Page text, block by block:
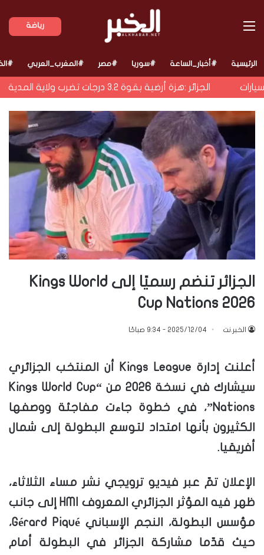
رياضة القائمة
الرئيسية #أخبار_الساعة #سوريا #مصر #المغرب_العربي
الجزائر :هزة أرضية بقوة 3.2 درجات تضرب ولاية المدية
الجزائر تنضم رسميًا إلى Kings World
Cup Nations 2026
الخبر.نت 2025/12/04 - 9:34 صباحًا
أعلنت إدارة Kings League أن المنتخب الجزائري
سيشارك في نسخة 2026 من “Kings World Cup
Nations”، في خطوة جاءت مفاجئة ووصفها
الكثيرون بأنها امتداد لتوسع البطولة إلى شمال
أفريقيا.
الإعلان تمّ عبر فيديو ترويجي نشر مساء الثلاثاء،
ظهر فيه المؤثر الجزائري المعروف HMI إلى جانب
مؤسس البطولة، النجم الإسباني Gérard Piqué،
حيث قدّما مشاركة الجزائر في البطولة أمام